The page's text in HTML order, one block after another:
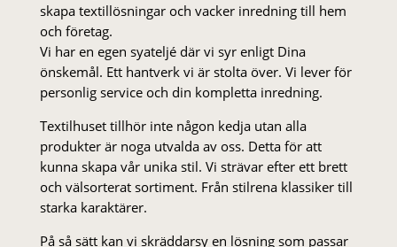
skapa textillösningar och vacker inredning till hem
och företag.
Vi har en egen syateljé där vi syr enligt Dina
önskemål. Ett hantverk vi är stolta över. Vi lever för
personlig service och din kompletta inredning.
Textilhuset tillhör inte någon kedja utan alla
produkter är noga utvalda av oss. Detta för att
kunna skapa vår unika stil. Vi strä­var efter ett brett
och välsorterat sor­ti­ment. Från stil­rena klas­siker till
starka karaktärer.
På så sätt kan vi skräddarsy en lösning som passar